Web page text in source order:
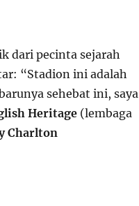
dari pecinta sejarah
“Stadion ini adalah
sehebat ini, saya
Heritage(lembaga
Charlton